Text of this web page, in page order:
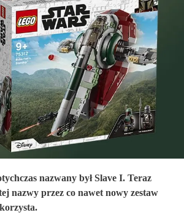
nazwany był Slave I. Teraz
nazwy przez co nawet nowy zestaw